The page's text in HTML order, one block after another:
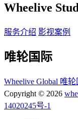
Wheelive
服务介绍 影视案例
唯轮国际
Wheelive Global 唯
Copyright © 2026
14020245号-1